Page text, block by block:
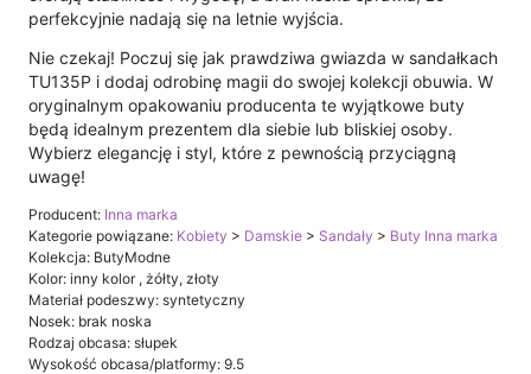
perfekcyjnie nadają się na letnie wyjścia.
Nie czekaj! Poczuj się jak prawdziwa gwiazda w sandałkach
TU135P i dodaj odrobinę magii do swojej kolekcji obuwia. W
oryginalnym opakowaniu producenta te wyjątkowe buty
będą idealnym prezentem dla siebie lub bliskiej osoby.
Wybierz elegancję i styl, które z pewnością przyciągną
uwagę!
Producent: Inna marka
Kategorie powiązane: Kobiety > Damskie > Sandały > Buty Inna marka
Kolekcja: ButyModne
Kolor: inny kolor , żółty, złoty
Materiał podeszwy: syntetyczny
Nosek: brak noska
Rodzaj obcasa: słupek
Wysokość obcasa/platformy: 9.5